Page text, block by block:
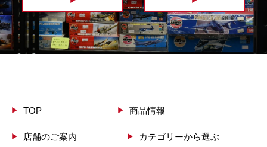
TOP
店舗のご案内
商品情報
カテゴリーから選ぶ